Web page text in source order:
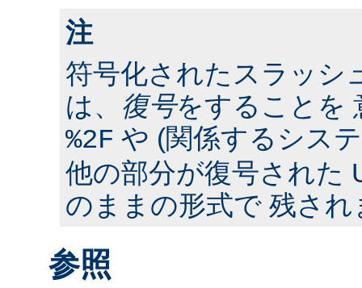
注
符号化されたスラッシ
は、 復号をすることを
%2F や (関係するシス
他の部分が復号された
のままの形式で 残され
参照